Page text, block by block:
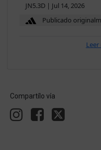
JN5.3D | Jul 14, 2026
Publicado
Leer
Compartílo vía